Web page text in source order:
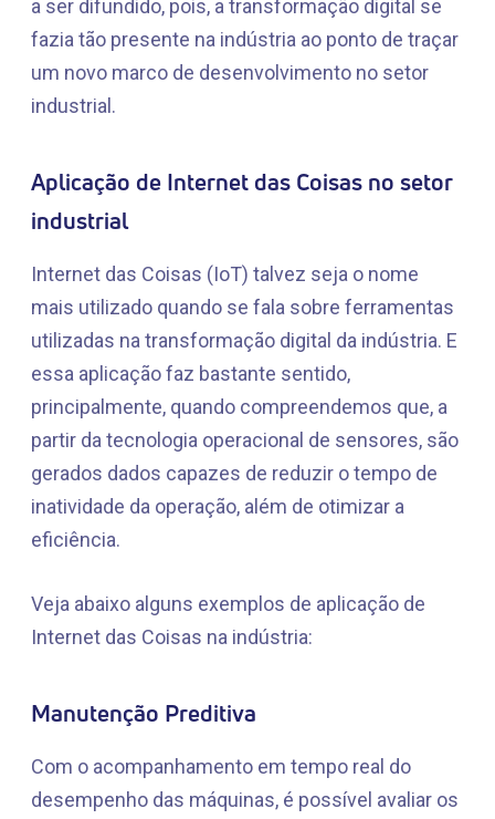
a ser difundido, pois, a transformação digital se
fazia tão presente na indústria ao ponto de traçar
um novo marco de desenvolvimento no setor
industrial.
Aplicação de Internet das Coisas no setor
industrial
Internet das Coisas (IoT) talvez seja o nome
mais utilizado quando se fala sobre ferramentas
utilizadas na transformação digital da indústria. E
essa aplicação faz bastante sentido,
principalmente, quando compreendemos que, a
partir da tecnologia operacional de sensores, são
gerados dados capazes de reduzir o tempo de
inatividade da operação, além de otimizar a
eficiência.
Veja abaixo alguns exemplos de aplicação de
Internet das Coisas na indústria:
Manutenção Preditiva
Com o acompanhamento em tempo real do
desempenho das máquinas, é possível avaliar os